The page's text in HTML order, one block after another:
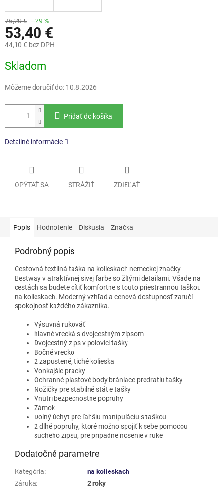
76,20 € –29 %
53,40 €
44,10 € bez DPH
cena:
Skladom
Môžeme doručiť do: 10.8.2026
Pridať do košíka
Detailné informácie
OPÝTAŤ SA STRÁŽIŤ ZDIEĽAŤ
Popis Hodnotenie Diskusia Značka
Podrobný popis
Cestovná textilná taška na kolieskach nemeckej značky
Bestway v atraktívnej sivej farbe so žltými detailami. Všade na
cestách sa budete cítiť komfortne s touto priestrannou taškou
na kolieskach. Moderný vzhľad a cenová dostupnosť zaručí
spokojnosť každého zákazníka.
Výsuvná rukoväť
hlavné vrecká s dvojcestným zipsom
Dvojcestný zips v polovici tašky
Bočné vrecko
2 zapustené, tiché kolieska
Vonkajšie pracky
Ochranné plastové body brániace predratiu tašky
Nožičky pre stabilné státie tašky
Vnútri bezpečnostné popruhy
Zámok
Dolný úchyt pre ľahšiu manipuláciu s taškou
2 dlhé popruhy, ktoré možno spojiť k sebe pomocou
suchého zipsu, pre prípadné nosenie v ruke
Dodatočné parametre
Kategória:
na kolieskach
Záruka:
2 roky